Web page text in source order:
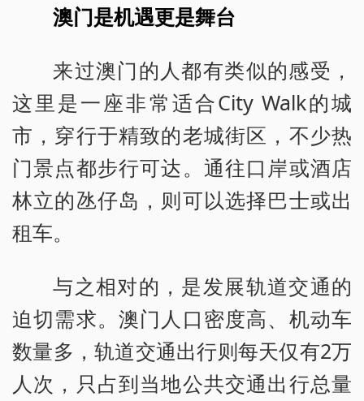
澳门是机遇更是舞台
来过澳门的人都有类似的感受，
这里是一座非常适合City Walk的城
市，穿行于精致的老城街区，不少热
门景点都步行可达。通往口岸或酒店
林立的氹仔岛，则可以选择巴士或出
租车。
与之相对的，是发展轨道交通的
迫切需求。澳门人口密度高、机动车
数量多，轨道交通出行则每天仅有2万
人次，只占到当地公共交通出行总量